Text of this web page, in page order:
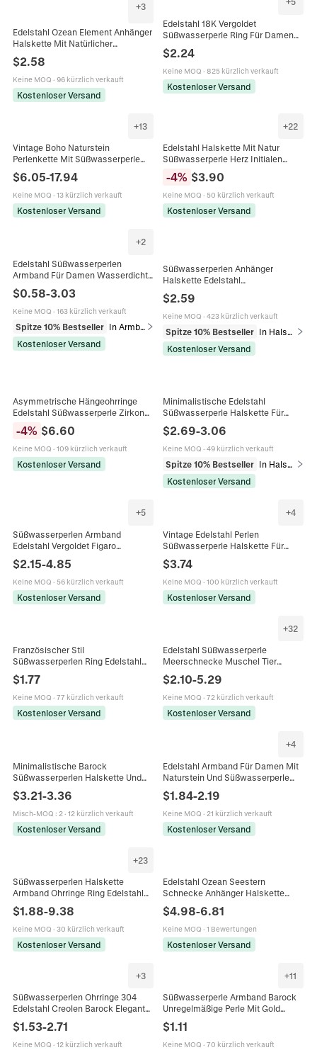
+3
Edelstahl Ozean Element Anhänger
Halskette Mit Natürlicher
Schildkröte Seepferdchen
Schmuck Damen
$2.58
Keine MOQ · 96 kürzlich verkauft
Kostenloser Versand
Edelstahl 18K Vergoldet
Süßwasserperle Ring Für Damen
Schmuck Gold Schmaler Ring
$2.24
Keine MOQ · 825 kürzlich verkauft
Kostenloser Versand
+13
Vintage Boho Naturstein
Perlenkette Mit Süßwasserperle
Und Edelstahlkette Schmuck Für
Damen
$6.05-17.94
Keine MOQ · 13 kürzlich verkauft
Kostenloser Versand
+22
Edelstahl Halskette Mit Natur
Süßwasserperle Herz Initialen
Anhänger Gold Beschichtet
Schlangenkette Damen
-4% $3.90
Keine MOQ · 50 kürzlich verkauft
Kostenloser Versand
+2
Edelstahl Süßwasserperlen
Armband Für Damen Wasserdichte
Minimalistischer Schmuck
$0.58-3.03
Keine MOQ · 163 kürzlich verkauft
Spitze 10% Bestseller
In Armbänder
Kostenloser Versand
Süßwasserperlen Anhänger
Halskette Edelstahl
Knebelverschluss Elegante
Goldene Kette Schmuck Für
Damen
$2.59
Keine MOQ · 423 kürzlich verkauft
Spitze 10% Bestseller
In Halsketten
Kostenloser Versand
Asymmetrische Hängeohrringe
Edelstahl Süßwasserperle Zirkon
Achtzackiger Stern Quastenkette
Eleganter Damenschmuck
-4% $6.60
Keine MOQ · 109 kürzlich verkauft
Kostenloser Versand
Minimalistische Edelstahl
Süßwasserperle Halskette Für
Damen 14K Vergoldet Bar Lächeln
Anhänger Schlüsselbein Kette
Schmuck
$2.69-3.06
Keine MOQ · 49 kürzlich verkauft
Spitze 10% Bestseller
In Halsketten
Kostenloser Versand
+5
Süßwasserperlen Armband
Edelstahl Vergoldet Figaro
Französisch Vintage Schmuck
Damen
$2.15-4.85
Keine MOQ · 56 kürzlich verkauft
Kostenloser Versand
+4
Vintage Edelstahl Perlen
Süßwasserperle Halskette Für
Künstlicher Kristall Handgefertigter
Perlenschmuck
$3.74
Keine MOQ · 100 kürzlich verkauft
Kostenloser Versand
Französischer Stil
Süßwasserperlen Ring Edelstahl
Vergoldet Elegant Minimalistischer
Schmuck Für Damen
$1.77
Keine MOQ · 77 kürzlich verkauft
Kostenloser Versand
+32
Edelstahl Süßwasserperle
Meerschnecke Muschel Tier
Anhänger Halskette Für Damen
Elegante Ozean
Schlangenknochenkette Schmuck
$2.10-5.29
Keine MOQ · 72 kürzlich verkauft
Kostenloser Versand
Minimalistische Barock
Süßwasserperlen Halskette Und
Geometrischer Stab Schmuck
Damen
$3.21-3.36
Misch-MOQ : 2· 12 kürzlich verkauft
Kostenloser Versand
+4
Edelstahl Armband Für Damen Mit
Naturstein Und Süßwasserperle
Verstellbar Ovaler Schmuck
$1.84-2.19
Keine MOQ · 21 kürzlich verkauft
Kostenloser Versand
+23
Süßwasserperlen Halskette
Armband Ohrringe Ring Edelstahl
18K Vergoldet Nische Schick
Schmuck Für Frauen
$1.88-9.38
Keine MOQ · 30 kürzlich verkauft
Kostenloser Versand
Edelstahl Ozean Seestern
Schnecke Anhänger Halskette
Wasserdicht Hypoallergen Gold
Süßwasserperle Muschel
Schmuck Für Damen Urlaub
$4.98-6.81
Keine MOQ · 1 Bewertungen
Kostenloser Versand
+3
Süßwasserperlen Ohrringe 304
Edelstahl Creolen Barock Elegant
Vergoldet Luxus Mode Schmuck
Für Damen
$1.53-2.71
Keine MOQ · 12 kürzlich verkauft
+11
Süßwasserperle Armband Barock
Unregelmäßige Perle Mit Gold
Edelstahl Perlen Verstellbares
Armband Für Damen Eleganter
Schmuck Geschenk
$1.11
Keine MOQ · 70 kürzlich verkauft